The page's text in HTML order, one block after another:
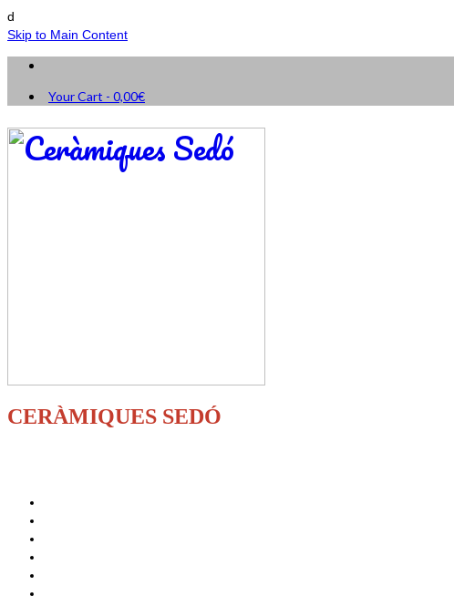
d
Skip to Main Content
Your Cart - 0,00€
CERÀMIQUES SEDÓ